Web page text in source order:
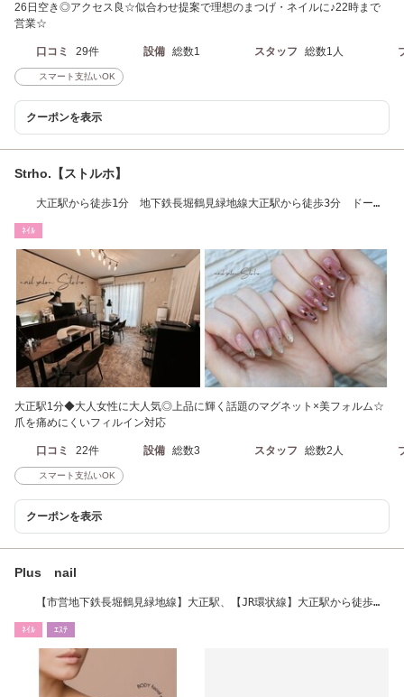
26日空き◎アクセス良☆似合わせ提案で理想のまつげ・ネイルに♪22時まで
営業☆
口コミ 29件 設備 総数1 スタッフ 総数1人
スマート支払いOK
クーポンを表示
Strho.【ストルホ】
大正駅から徒歩1分 地下鉄長堀鶴見緑地線大正駅から徒歩3分 ドーム
ﾈｲﾙ
大正駅1分◆大人女性に大人気◎上品に輝く話題のマグネット×美フォルム☆
爪を痛めにくいフィルイン対応
口コミ 22件 設備 総数3 スタッフ 総数2人
スマート支払いOK
クーポンを表示
Plus nail
【市営地下鉄長堀鶴見緑地線】大正駅、【JR環状線】大正駅から徒歩５
ﾈｲﾙ ｴｽﾃ